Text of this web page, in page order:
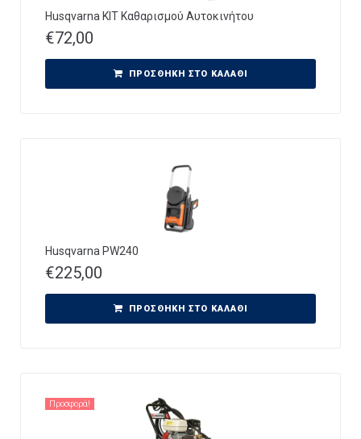
Husqvarna ΚΙΤ Καθαρισμού Αυτοκινήτου
€72,00
ΠΡΟΣΘΉΚΗ ΣΤΟ ΚΑΛΆΘΙ
Husqvarna PW240
€225,00
ΠΡΟΣΘΉΚΗ ΣΤΟ ΚΑΛΆΘΙ
Προσφορά!